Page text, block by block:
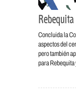
Concluida la
aspectos del
pero también
para Rebequita